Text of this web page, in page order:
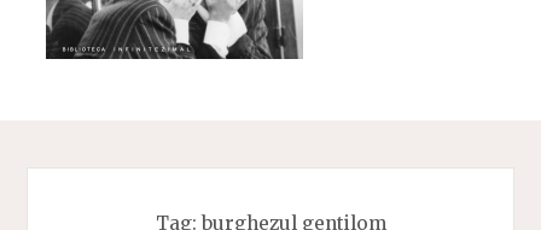
Tag:burghezul gentilom